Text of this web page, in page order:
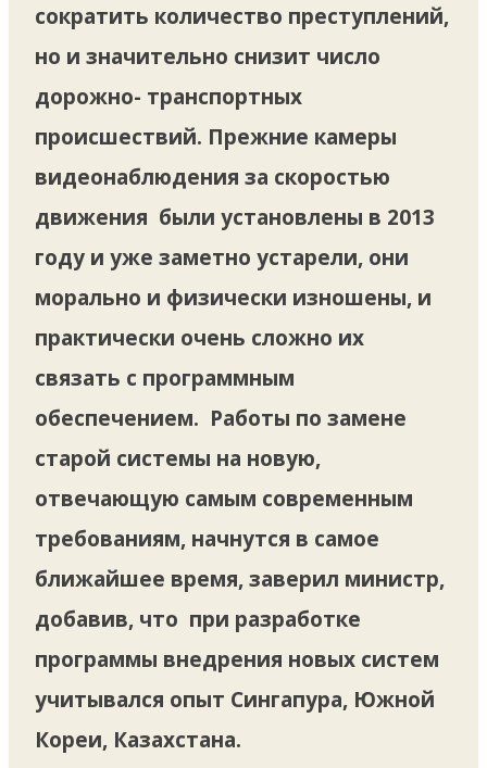
сократить количество преступлений,
но и значительно снизит число
дорожно- транспортных
происшествий. Прежние камеры
видеонаблюдения за скоростью
движения были установлены в 2013
году и уже заметно устарели, они
морально и физически изношены, и
практически очень сложно их
связать с программным
обеспечением. Работы по замене
старой системы на новую,
отвечающую самым современным
требованиям, начнутся в самое
ближайшее время, заверил министр,
добавив, что при разработке
программы внедрения новых систем
учитывался опыт Сингапура, Южной
Кореи, Казахстана.